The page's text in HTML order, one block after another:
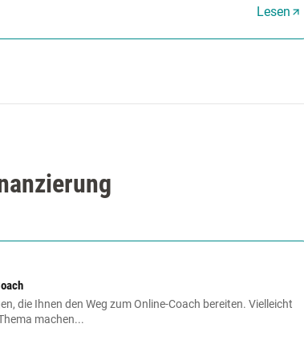
Lesen
die Ihnen den Weg zum Online-Coach bereiten. Vielleicht
machen...